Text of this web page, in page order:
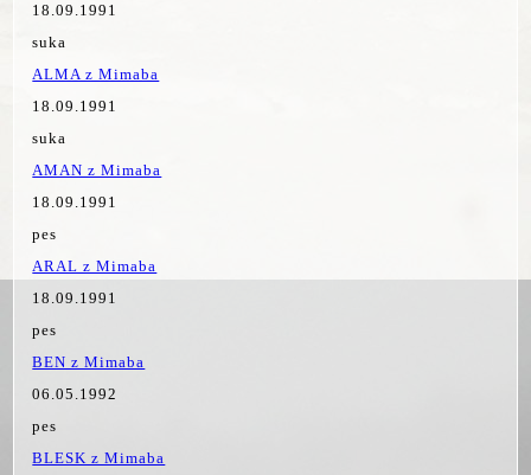
18.09.1991
suka
ALMA z Mimaba
18.09.1991
suka
AMAN z Mimaba
18.09.1991
pes
ARAL z Mimaba
18.09.1991
pes
BEN z Mimaba
06.05.1992
pes
BLESK z Mimaba